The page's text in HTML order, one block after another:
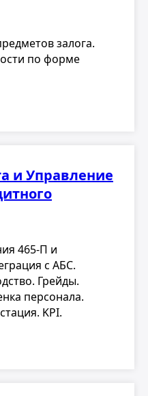
залога.
по форме
и Управление
465-П и
с АБС.
Грейды.
персонала.
KPI.